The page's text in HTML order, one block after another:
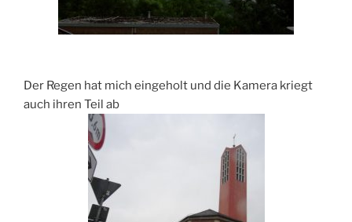
Der Regen hat mich eingeholt und die Kamera kriegt
auch ihren Teil ab